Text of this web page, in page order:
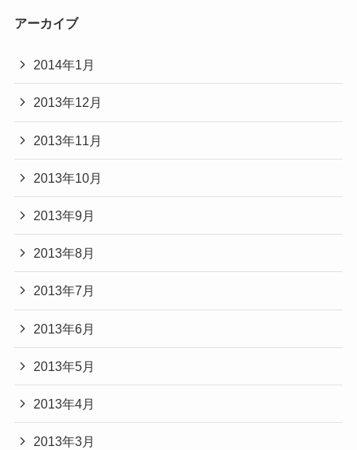
アーカイブ
2014年1月
2013年12月
2013年11月
2013年10月
2013年9月
2013年8月
2013年7月
2013年6月
2013年5月
2013年4月
2013年3月